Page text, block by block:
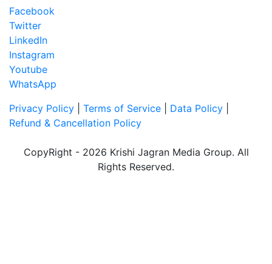
Facebook
Twitter
LinkedIn
Instagram
Youtube
WhatsApp
Privacy Policy
Terms of Service Data Policy
Refund & Cancellation Policy
CopyRight - 2026 Krishi Jagran Media Group. All
Rights Reserved.